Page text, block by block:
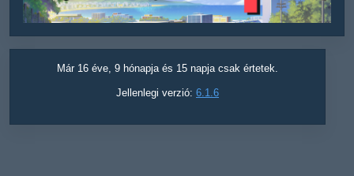
Már 16 éve, 9 hónapja és 15 napja csak értetek.
Jellenlegi verzió: 6.1.6